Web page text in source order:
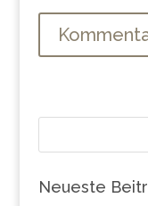
Neueste